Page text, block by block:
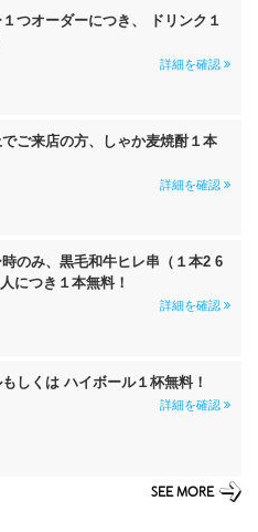
つオーダーにつき、 ドリンク１
詳細を確認
でご来店の方、しゃか麦焼酎１本
詳細を確認
のみ、黒毛和牛ヒレ串（１本2 6
につき１本無料！
詳細を確認
しくは ハイボール１杯無料！
詳細を確認
SEE MORE